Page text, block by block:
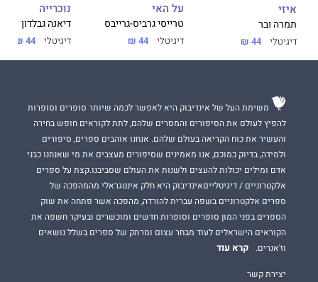
איזי
תמרה ובר
דיגיטלי 44 ₪
על האי
טרייסי גרביס-גרייבס
דיגיטלי 44 ₪
נוכרייה
דיאנה גבלדון
דיגיטלי 44 ₪
משימת העל של אינדיבוק היא לאפשר לכמה שיותר סופרים וסופרות
להפיץ לעולם את הסיפורים והמסרים שלהם, לתת לקוראים חופש בחירה
והעשיר את כוח הקריאה בעולם שלהם. אנחנו אוהבים ספרים, סיפורים
ולמידה, בדיוק כמוכם, אנו מאמינים שסיפורים מעצבים את מי שאנחנו כבני
אדם ומילים יכולות להעצים ולשנות את העולם שסביבנו.קצת על ספרים
אלקטרוניים / דיגיטלייםאינדיבוק היא חלק אינטגראלי מהמהפכה של
ספרים אלקטרוניים בשפה עברית להורדה, מהפכה אשר פתחה את שוק
הספרים בפני המון סופרים וסופרות חדשים ומוכשרים ובעיקר חשפה את
הקוראים הישראלים לעוד מבחר עצום ומרתק של ספרים בשלל נושאים
וז'אנרים.
קרא עוד
יצירת קשר